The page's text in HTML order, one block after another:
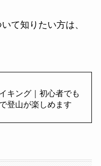
て知りたい方は、
キング｜初心者でも
登山が楽しめます